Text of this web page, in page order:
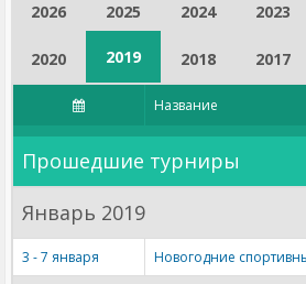
2026 2025 2024 2023
2020 2019 2018 2017
Название
Прошедшие турниры
Январь 2019
3 - 7 января Новогодние